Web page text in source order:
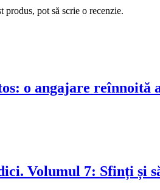
pot să scrie o recenzie.
o angajare
Volumul 7: Sfinți și